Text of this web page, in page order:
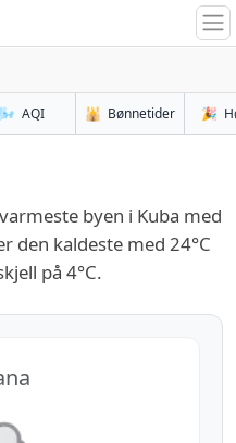
🌬️ AQI 🕌 Bønnetider 🎉
byen i Kuba med
den kaldeste med 24°C
på 4°C.